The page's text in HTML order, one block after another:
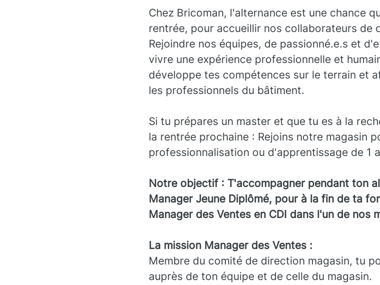
Chez Bricoman, l'alternance est une chance
rentrée, pour accueillir nos collaborateurs de
Rejoindre nos équipes, de passionné.e.s et
vivre une expérience professionnelle et
développe tes compétences sur le terrain et
les professionnels du bâtiment.
Si tu prépares un master et que tu es à la
la rentrée prochaine : Rejoins notre magasin
professionnalisation ou d'apprentissage de 1
Notre objectif : T'accompagner pendant ton
Manager Jeune Diplômé, pour à la fin de ta
Manager des Ventes en CDI dans l'un de nos
La mission Manager des Ventes :
Membre du comité de direction magasin, tu
auprès de ton équipe et de celle du magasin.